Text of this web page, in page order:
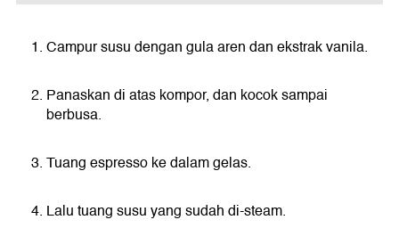
Campur susu dengan gula aren dan ekstrak vanila.
Panaskan di atas kompor, dan kocok sampai
berbusa.
Tuang espresso ke dalam gelas.
Lalu tuang susu yang sudah di-steam.